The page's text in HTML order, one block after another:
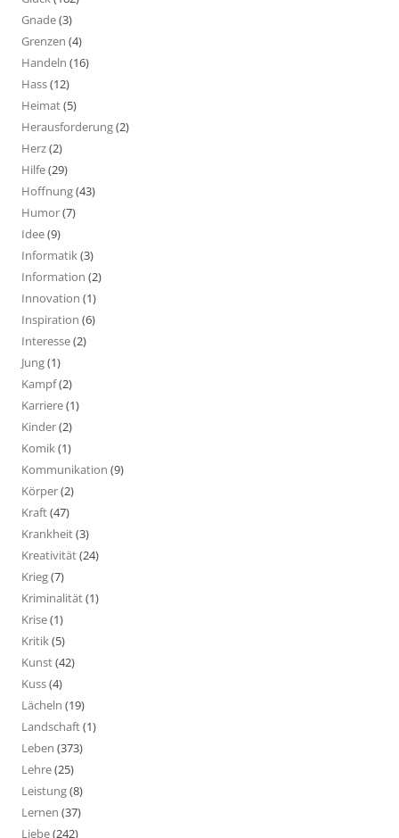
Gnade(3)
Grenzen (4)
Handeln (16)
Hass(12)
Heimat(5)
Herausforderung(2)
Herz(2)
Hilfe(29)
Hoffnung(43)
Humor(7)
Idee(9)
Informatik(3)
Information (2)
Innovation (1)
Inspiration (6)
Interesse(2)
Jung(1)
Kampf(2)
Karriere(1)
Kinder(2)
Komik(1)
Kommunikation (9)
Körper(2)
Kraft(47)
Krankheit(3)
Kreativität(24)
Krieg(7)
Kriminalität(1)
Krise(1)
Kritik(5)
Kunst(42)
Kuss(4)
Lächeln (19)
Landschaft(1)
Leben (373)
Lehre(25)
Leistung(8)
Lernen (37)
Liebe(242)